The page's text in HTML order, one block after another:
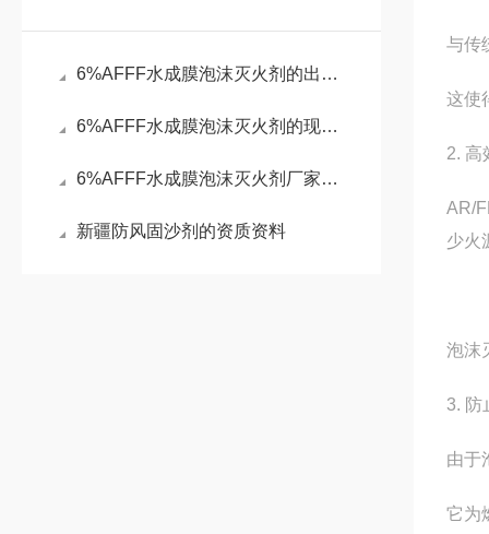
6%AFFF水成膜泡沫灭火剂的出厂报告
6%AFFF水成膜泡沫灭火剂的现场效果
6%AFFF水成膜泡沫灭火剂厂家供货资质
新疆防风固沙剂的资质资料
与传
这使
2. 高
AR/
少火
泡沫
3. 防
由于
它为